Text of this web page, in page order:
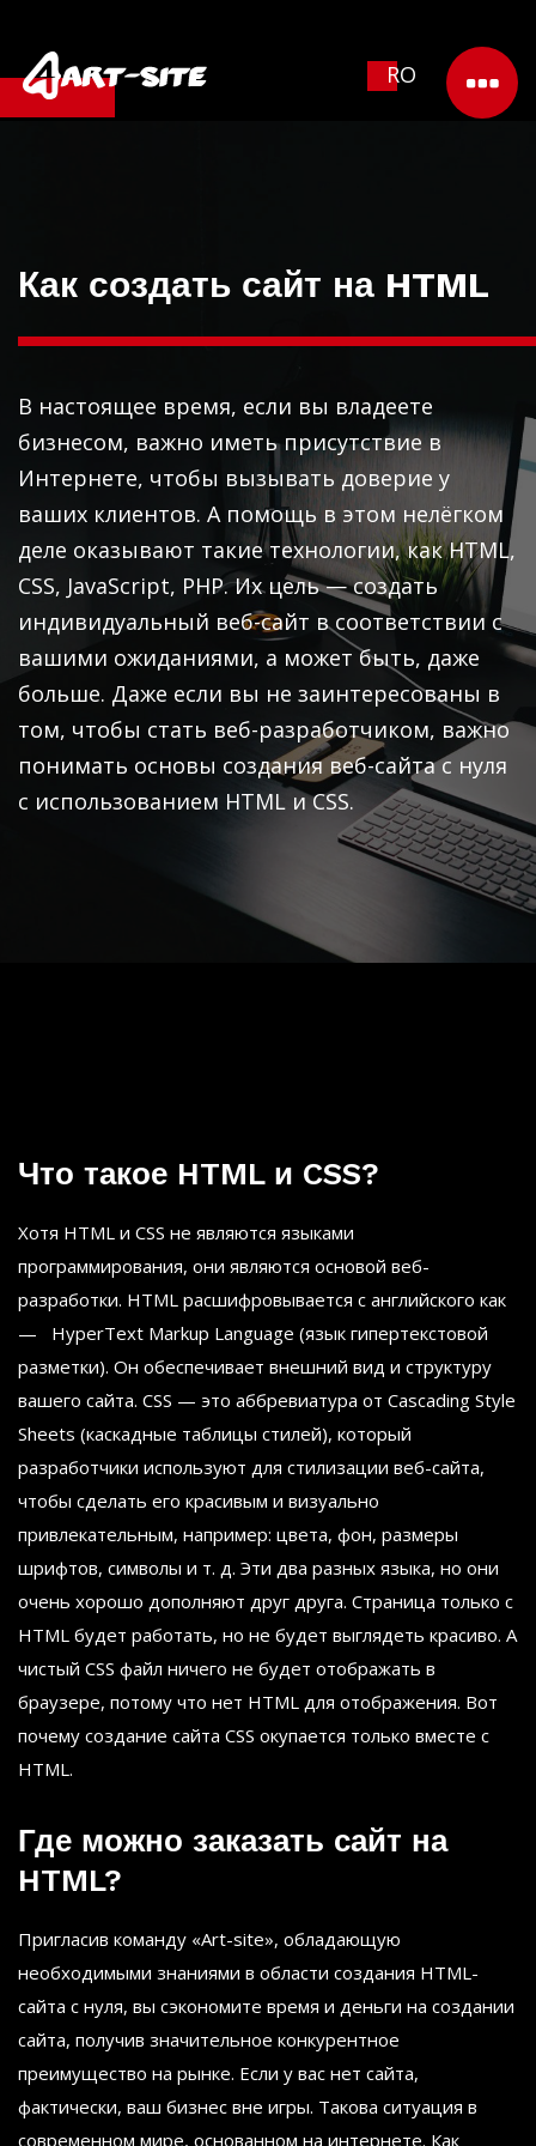
RO
Как создать сайт на HTML
В настоящее время, если вы владеете
бизнесом, важно иметь присутствие в
Интернете, чтобы вызывать доверие у
ваших клиентов. А помощь в этом нелёгком
деле оказывают такие технологии, как HTML,
CSS, JavaScript, PHP. Их цель — создать
индивидуальный веб-сайт в соответствии с
вашими ожиданиями, а может быть, даже
больше. Даже если вы не заинтересованы в
том, чтобы стать веб-разработчиком, важно
понимать основы создания веб-сайта с нуля
с использованием HTML и CSS.
Что такое HTML и CSS?
Хотя HTML и CSS не являются языками
программирования, они являются основой веб-
разработки. HTML расшифровывается с английского как
— HyperText Markup Language (язык гипертекстовой
разметки). Он обеспечивает внешний вид и структуру
вашего сайта. CSS — это аббревиатура от Cascading Style
Sheets (каскадные таблицы стилей), который
разработчики используют для стилизации веб-сайта,
чтобы сделать его красивым и визуально
привлекательным, например: цвета, фон, размеры
шрифтов, символы и т. д. Эти два разных языка, но они
очень хорошо дополняют друг друга. Страница только с
HTML будет работать, но не будет выглядеть красиво. А
чистый CSS файл ничего не будет отображать в
браузере, потому что нет HTML для отображения. Вот
почему создание сайта CSS окупается только вместе с
HTML.
Где можно заказать сайт на
HTML?
Пригласив команду «Art-site», обладающую
необходимыми знаниями в области создания HTML-
сайта с нуля, вы сэкономите время и деньги на создании
сайта, получив значительное конкурентное
преимущество на рынке. Если у вас нет сайта,
фактически, ваш бизнес вне игры. Такова ситуация в
современном мире, основанном на интернете. Как